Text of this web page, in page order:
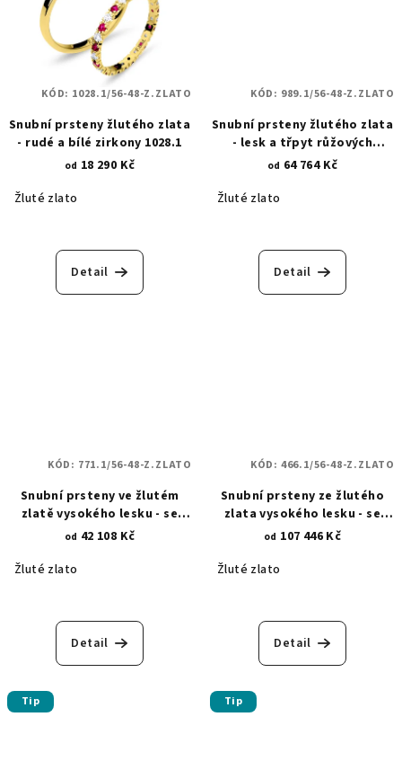
Snubní prsteny žlutého zlata
- rudé a bílé zirkony 1028.1
od 18 290 Kč
Žluté zlato
Detail
KÓD: 1028.1/56-48-Z.ZLATO
Snubní prsteny žlutého zlata
- lesk a třpyt růžových
zirkonů 989.1
od 64 764 Kč
Žluté zlato
Detail
KÓD: 989.1/56-48-Z.ZLATO
Snubní prsteny ve žlutém
zlatě vysokého lesku - se
zirkony 771.1
od 42 108 Kč
Žluté zlato
Detail
KÓD: 771.1/56-48-Z.ZLATO
Snubní prsteny ze žlutého
zlata vysokého lesku - se
zirkony 466.1
od 107 446 Kč
Žluté zlato
Detail
KÓD: 466.1/56-48-Z.ZLATO
Tip Tip